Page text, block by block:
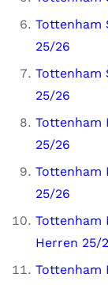
Tottenham
25/26
Tottenham
25/26
Tottenham
25/26
Tottenham
25/26
Tottenham
Herren 25/
Tottenham